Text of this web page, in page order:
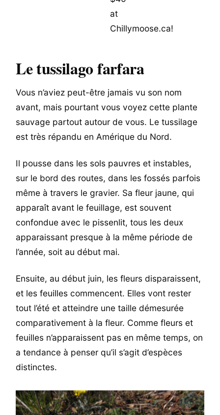
Le tussilago farfara
Vous n’aviez peut-être jamais vu son nom
avant, mais pourtant vous voyez cette plante
sauvage partout autour de vous. Le tussilage
est très répandu en Amérique du Nord.
Il pousse dans les sols pauvres et instables,
sur le bord des routes, dans les fossés parfois
même à travers le gravier. Sa fleur jaune, qui
apparaît avant le feuillage, est souvent
confondue avec le pissenlit, tous les deux
apparaissant presque à la même période de
l’année, soit au début mai.
Ensuite, au début juin, les fleurs disparaissent,
et les feuilles commencent. Elles vont rester
tout l’été et atteindre une taille démesurée
comparativement à la fleur. Comme fleurs et
feuilles n’apparaissent pas en même temps, on
a tendance à penser qu’il s’agit d’espèces
distinctes.